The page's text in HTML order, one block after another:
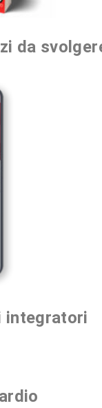
da
integratori